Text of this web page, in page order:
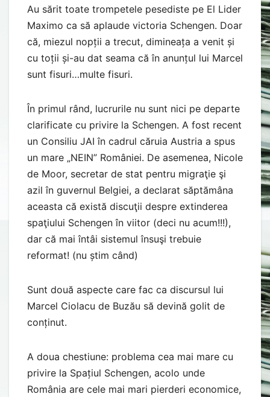
Au sărit toate trompetele pesediste pe El Lider
Maximo ca să aplaude victoria Schengen. Doar
că, miezul nopții a trecut, dimineața a venit și
cu toții și-au dat seama că în anunțul lui Marcel
sunt fisuri…multe fisuri.
În primul rând, lucrurile nu sunt nici pe departe
clarificate cu privire la Schengen. A fost recent
un Consiliu JAI în cadrul căruia Austria a spus
un mare „NEIN” României. De asemenea, Nicole
de Moor, secretar de stat pentru migraţie şi
azil în guvernul Belgiei, a declarat săptămâna
aceasta că există discuţii despre extinderea
spaţiului Schengen în viitor (deci nu acum!!!),
dar că mai întâi sistemul însuşi trebuie
reformat! (nu știm când)
Sunt două aspecte care fac ca discursul lui
Marcel Ciolacu de Buzău să devină golit de
conținut.
A doua chestiune: problema cea mai mare cu
privire la Spațiul Schengen, acolo unde
România are cele mai mari pierderi economice,